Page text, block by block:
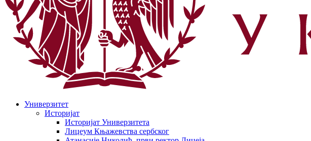
Универзитет
Историјат
Историјат Универзитета
Лицеум Књажевства сербског